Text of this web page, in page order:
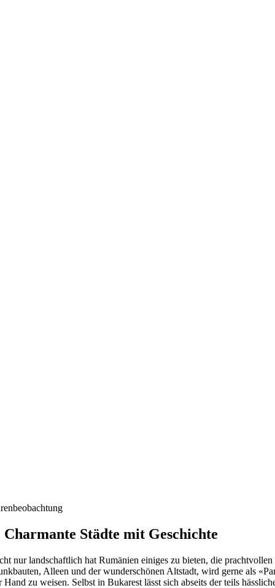
Charmante Städte mit Geschichte
nur landschaftlich hat Rumänien einiges zu bieten, die
Alleen und der wunderschönen Altstadt, wird gerne als
Hand zu weisen. Selbst in Bukarest lässt sich abseits der teils